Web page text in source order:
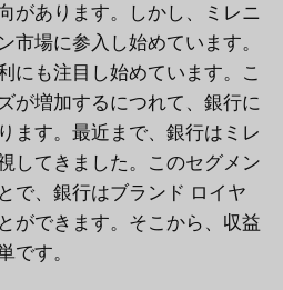
があります。しかし、ミレニ
市場に参入し始めています。
にも注目し始めています。こ
が増加するにつれて、銀行に
ます。最近まで、銀行はミレ
してきました。このセグメン
で、銀行はブランド ロイヤ
ができます。そこから、収益
です。